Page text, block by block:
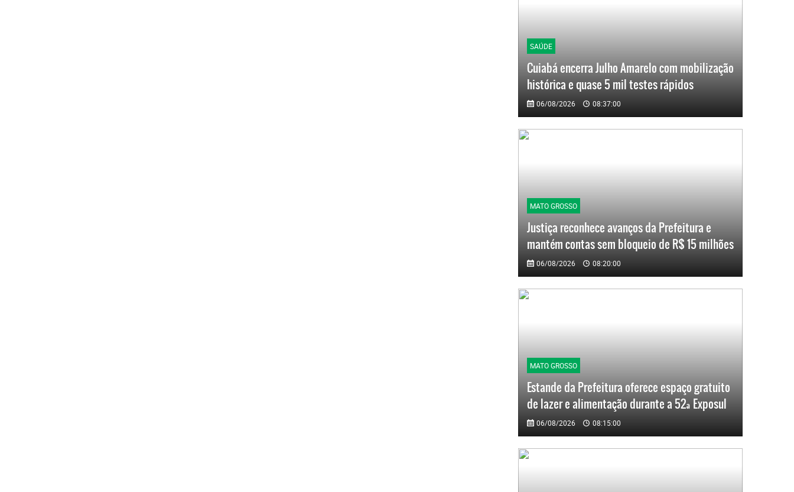
SAÚDE
Cuiabá encerra Julho Amarelo com mobilização
histórica e quase 5 mil testes rápidos
06/08/2026 08:37:00
MATO GROSSO
Justiça reconhece avanços da Prefeitura e
mantém contas sem bloqueio de R$ 15 milhões
06/08/2026 08:20:00
MATO GROSSO
Estande da Prefeitura oferece espaço gratuito
de lazer e alimentação durante a 52ª Exposul
06/08/2026 08:15:00